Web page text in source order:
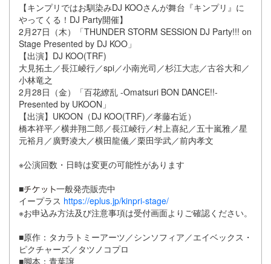
【キンプリではお馴染みDJ KOOさんが舞台『キンプリ』に
やってくる！DJ Party開催】
2月27日（木）「THUNDER STORM SESSION DJ Party!!! on
Stage Presented by DJ KOO」
【出演】DJ KOO(TRF)
大見拓土／長江崚行／spi／小南光司／杉江大志／古谷大和／
小林竜之
2月28日（金）「百花繚乱 -Omatsuri BON DANCE!!-
Presented by UKOON」
【出演】UKOON（DJ KOO(TRF)／孝藤右近）
橋本祥平／横井翔二郎／長江崚行／村上喜紀／五十嵐雅／星
元裕月／廣野凌大／横田龍儀／栗田学武／前内孝文
※公演回数・日時は変更の可能性があります
■
一般発売販売中
イープラス https://eplus.jp/kinpri-stage/
※お申込み方法及び注意事項は受付画面よりご確認ください。
■原作：タカラトミーアーツ／シンソフィア／エイベックス・
ピクチャーズ／タツノコプロ
■脚本：青葉譲